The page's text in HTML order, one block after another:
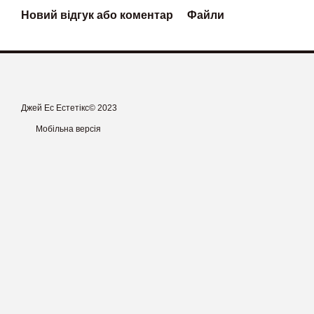
Новий відгук або коментар Файли
Джей Ес Естетікс© 2023
Мобільна версія